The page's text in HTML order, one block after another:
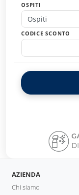
OSPITI
Ospiti
CODICE SCONTO
AZIENDA
Chi siamo